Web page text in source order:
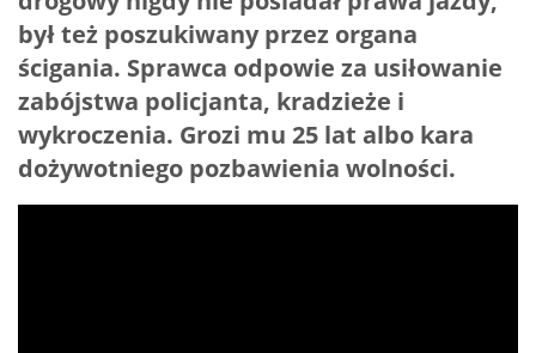
był też poszukiwany przez organa
ścigania. Sprawca odpowie za usiłowanie
zabójstwa policjanta, kradzieże i
wykroczenia. Grozi mu 25 lat albo kara
dożywotniego pozbawienia wolności.